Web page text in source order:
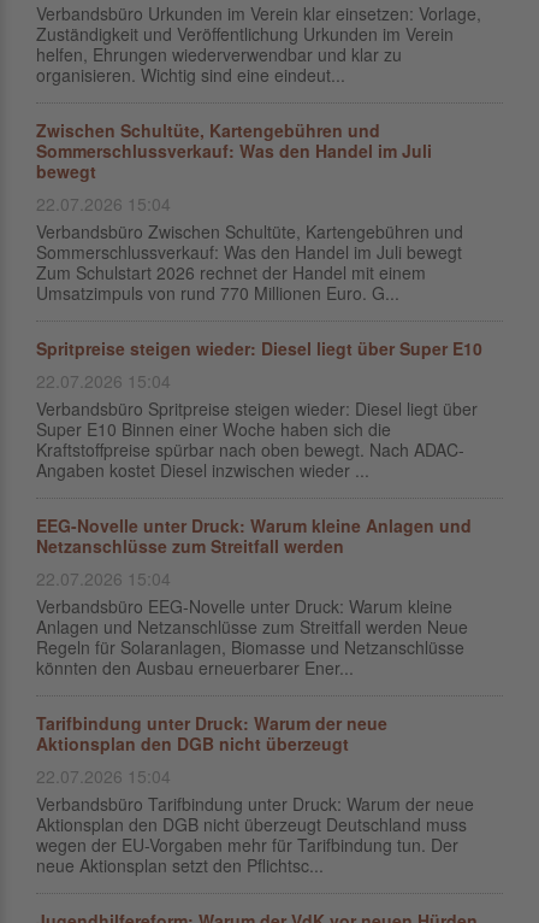
Verbandsbüro Urkunden im Verein klar einsetzen: Vorlage,
Zuständigkeit und Veröffentlichung Urkunden im Verein
helfen, Ehrungen wiederverwendbar und klar zu
organisieren. Wichtig sind eine eindeut...
Zwischen Schultüte, Kartengebühren und
Sommerschlussverkauf: Was den Handel im Juli
bewegt
22.07.2026 15:04
Verbandsbüro Zwischen Schultüte, Kartengebühren und
Sommerschlussverkauf: Was den Handel im Juli bewegt
Zum Schulstart 2026 rechnet der Handel mit einem
Umsatzimpuls von rund 770 Millionen Euro. G...
Spritpreise steigen wieder: Diesel liegt über Super E10
22.07.2026 15:04
Verbandsbüro Spritpreise steigen wieder: Diesel liegt über
Super E10 Binnen einer Woche haben sich die
Kraftstoffpreise spürbar nach oben bewegt. Nach ADAC-
Angaben kostet Diesel inzwischen wieder ...
EEG-Novelle unter Druck: Warum kleine Anlagen und
Netzanschlüsse zum Streitfall werden
22.07.2026 15:04
Verbandsbüro EEG-Novelle unter Druck: Warum kleine
Anlagen und Netzanschlüsse zum Streitfall werden Neue
Regeln für Solaranlagen, Biomasse und Netzanschlüsse
könnten den Ausbau erneuerbarer Ener...
Tarifbindung unter Druck: Warum der neue
Aktionsplan den DGB nicht überzeugt
22.07.2026 15:04
Verbandsbüro Tarifbindung unter Druck: Warum der neue
Aktionsplan den DGB nicht überzeugt Deutschland muss
wegen der EU-Vorgaben mehr für Tarifbindung tun. Der
neue Aktionsplan setzt den Pflichtsc...